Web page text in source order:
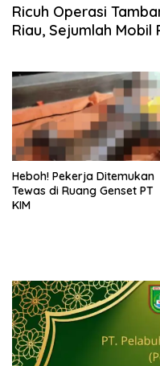
Ricuh Operasi
Riau, Sejumlah Mobil
Heboh! Pekerja Ditemukan
Tewas di Ruang Genset PT
KIM